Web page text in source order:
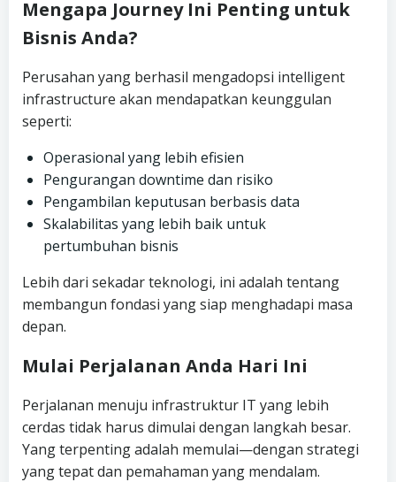
Mengapa Journey Ini Penting untuk
Bisnis Anda?
Perusahan yang berhasil mengadopsi intelligent
infrastructure akan mendapatkan keunggulan
seperti:
Operasional yang lebih efisien
Pengurangan downtime dan risiko
Pengambilan keputusan berbasis data
Skalabilitas yang lebih baik untuk
pertumbuhan bisnis
Lebih dari sekadar teknologi, ini adalah tentang
membangun fondasi yang siap menghadapi masa
depan.
Mulai Perjalanan Anda Hari Ini
Perjalanan menuju infrastruktur IT yang lebih
cerdas tidak harus dimulai dengan langkah besar.
Yang terpenting adalah memulai—dengan strategi
yang tepat dan pemahaman yang mendalam.